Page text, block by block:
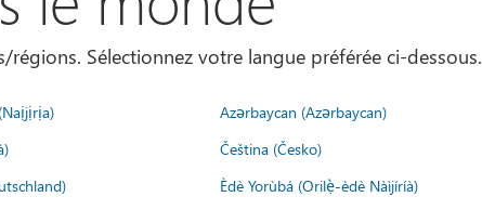
Sélectionnez votre langue préférée ci-dessous.
Azərbaycan (Azərbaycan)
Čeština (Česko)
Èdè Yorùbá (Orilẹ̀-èdè Nàìjíríà)